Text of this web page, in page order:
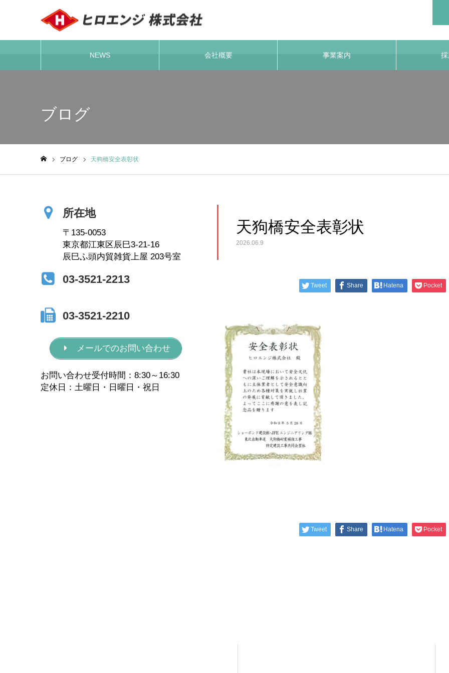
NEWS 会社概要 事業案内
ブログ
ブログ 天狗橋安全表彰状
天狗橋安全表彰状
2026.06.9
Tweet Share Hatena Pocket
Tweet Share Hatena Pocket
所在地
〒135-0053
東京都江東区辰巳3-21-16
辰巳ふ頭内貿雑貨上屋 203号室
03-3521-2213
03-3521-2210
メールでのお問い合わせ
お問い合わせ受付時間：8:30～16:30
定休日：土曜日・日曜日・祝日